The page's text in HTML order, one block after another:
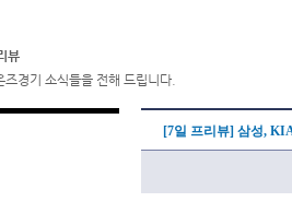
뷰
경기 소식들을 전해 드립니다.
[7일 프리뷰] 삼성,